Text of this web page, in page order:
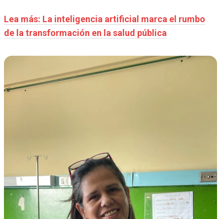
Lea más: La inteligencia artificial marca el rumbo
de la transformación en la salud pública